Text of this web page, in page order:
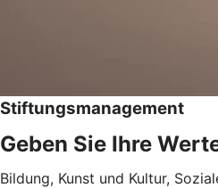
Stiftungsmanagement
Geben Sie Ihre
Bildung, Kunst und Kultur,